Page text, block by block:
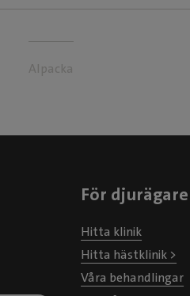
Alpacka
För djurägare
Hitta klinik
Hitta hästklinik >
Våra behandlingar